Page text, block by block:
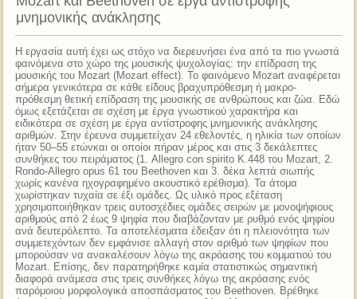
μνημονικής ανάκλησης
Η εργασία αυτή έχει ως στόχο να διερευνήσει ένα από τα πιο γνωστά
φαινόμενα στο χώρο της μουσικής ψυχολογίας: την επίδραση της
μουσικής του Mozart (Mozart effect). Το φαινόμενο Mozart αναφέρεται
σήμερα γενικότερα σε κάθε είδους βραχυπρόθεσμη ή μακρο-
πρόθεσμη θετική επίδραση της μουσικής σε ανθρώπους και ζώα. Εδώ
όμως εξετάζεται σε σχέση με έργα γνωστικού χαρακτήρα και
ειδικότερα σε σχέση με έργα αντίστροφης μνημονικής ανάκλησης
αριθμών. Στην έρευνα συμμετείχαν 24 εθελοντές, η ηλικία των οποίων
ήταν 50–55 ετώνκαι οι οποίοι πήραν μέρος και στις 3 δεκάλεπτες
συνθήκες του πειράματος (1. Allegro con spirito K.448 του Mozart, 2.
Rondo-Allegro opus 61 του Beethoven και 3. δέκα λεπτά σιωπής
χωρίς κανένα ηχογραφημένο ακουστικό ερέθισμα). Τα άτομα
χωρίστηκαν τυχαία σε έξι ομάδες. Ως υλικό προς εξέταση
χρησιμοποιήθηκαν τρεις αυτοσχέδιες ομάδες σειρών με μονοψήφιους
αριθμούς από 2 έως 9 ψηφία που διαβάζονταν με ρυθμό ενός ψηφίου
ανά δευτερόλεπτο. Τα αποτελέσματα έδειξαν ότι η πλειονότητα των
συμμετεχόντων δεν εμφάνισε αλλαγή στον αριθμό των ψηφίων που
μπορούσαν να ανακαλέσουν λόγω της ακρόασης του κομματιού του
Mozart. Επίσης, δεν παρατηρήθηκε καμία στατιστικώς σημαντική
διαφορά ανάμεσα στις τρεις συνθήκες λόγω της ακρόασης ενός
παρόμοιου μορφολογικά αποσπάσματος του Beethoven. Βρέθηκε